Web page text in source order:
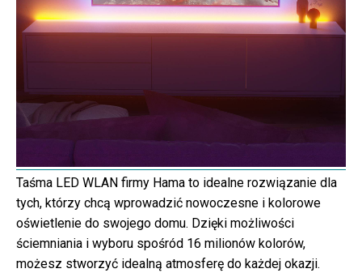
Taśma LED WLAN firmy Hama to idealne rozwiązanie dla
tych, którzy chcą wprowadzić nowoczesne i kolorowe
oświetlenie do swojego domu. Dzięki możliwości
ściemniania i wyboru spośród 16 milionów kolorów,
możesz stworzyć idealną atmosferę do każdej okazji.